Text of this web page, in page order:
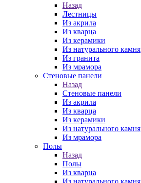
Назад
Лестницы
Из акрила
Из кварца
Из керамики
Из натурального камня
Из гранита
Из мрамора
Стеновые панели
Назад
Стеновые панели
Из акрила
Из кварца
Из керамики
Из натурального камня
Из мрамора
Полы
Назад
Полы
Из кварца
Из натурального камня